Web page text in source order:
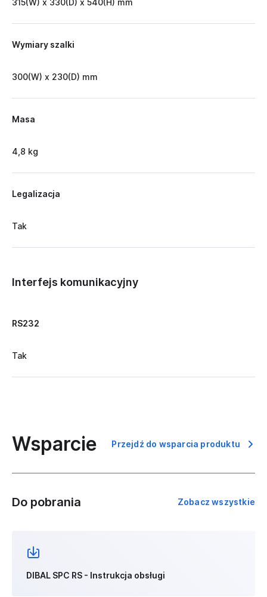
315(W) x 330(D) x 540(H) mm
Wymiary szalki
300(W) x 230(D) mm
Masa
4,8 kg
Legalizacja
Tak
Interfejs komunikacyjny
RS232
Tak
Wsparcie Przejdź do wsparcia produktu
Do pobrania Zobacz wszystkie
DIBAL SPC RS - Instrukcja obsługi